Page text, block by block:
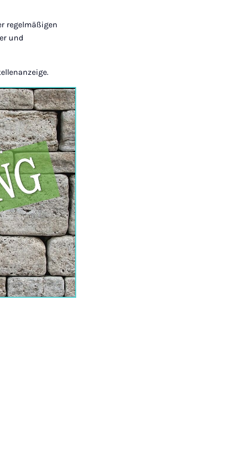
regelmäßigen
und